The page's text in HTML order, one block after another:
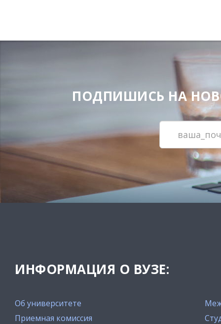
ПОДПИШИСЬ НА
ИНФОРМАЦИЯ О ВУЗЕ:
Об университете
Приемная комиссия